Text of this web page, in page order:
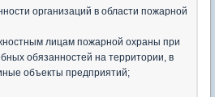
организаций в области пожарной
лицам пожарной охраны при
обязанностей на территории, в
объекты предприятий;